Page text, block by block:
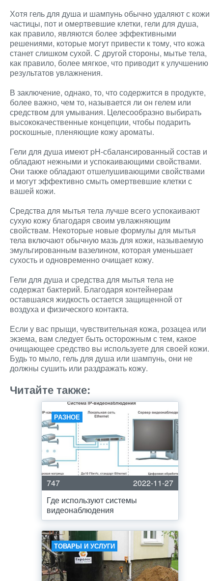
Хотя гель для душа и шампунь обычно удаляют с кожи
частицы, пот и омертвевшие клетки, гели для душа,
как правило, являются более эффективными
решениями, которые могут привести к тому, что кожа
станет слишком сухой. С другой стороны, мытье тела,
как правило, более мягкое, что приводит к улучшению
результатов увлажнения.
В заключение, однако, то, что содержится в продукте,
более важно, чем то, называется ли он гелем или
средством для умывания. Целесообразно выбирать
высококачественные концепции, чтобы подарить
роскошные, пленяющие кожу ароматы.
Гели для душа имеют pH-сбалансированный состав и
обладают нежными и успокаивающими свойствами.
Они также обладают отшелушивающими свойствами
и могут эффективно смыть омертвевшие клетки с
вашей кожи.
Средства для мытья тела лучше всего успокаивают
сухую кожу благодаря своим увлажняющим
свойствам. Некоторые новые формулы для мытья
тела включают обычную мазь для кожи, называемую
эмульгированным вазелином, которая уменьшает
сухость и одновременно очищает кожу.
Гели для душа и средства для мытья тела не
содержат бактерий. Благодаря контейнерам
оставшаяся жидкость остается защищенной от
воздуха и физического контакта.
Если у вас прыщи, чувствительная кожа, розацеа или
экзема, вам следует быть осторожным с тем, какое
очищающее средство вы используете для своей кожи.
Будь то мыло, гель для душа или шампунь, они не
должны сушить или раздражать кожу.
Читайте также:
РАЗНОЕ
747
2022-11-27
Где используют системы
видеонаблюдения
ТОВАРЫ И УСЛУГИ